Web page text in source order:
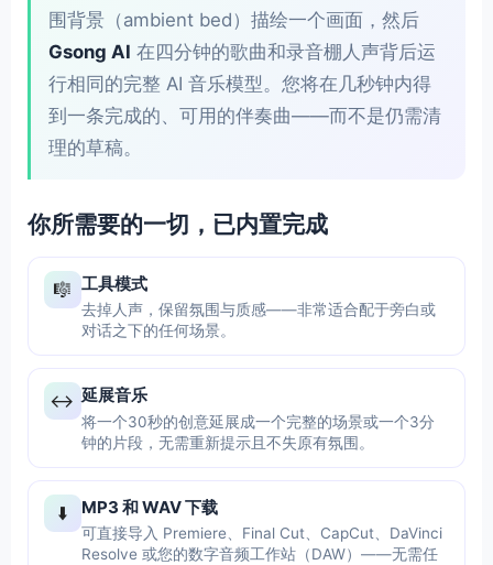
围背景（ambient bed）描绘一个画面，然后
Gsong AI 在四分钟的歌曲和录音棚人声背后运
行相同的完整 AI 音乐模型。您将在几秒钟内得
到一条完成的、可用的伴奏曲——而不是仍需清
理的草稿。
你所需要的一切，已内置完成
🎼 工具模式
去掉人声，保留氛围与质感——非常适合配于旁白或
对话之下的任何场景。
↔️ 延展音乐
将一个30秒的创意延展成一个完整的场景或一个3分
钟的片段，无需重新提示且不失原有氛围。
⬇️ MP3 和 WAV 下载
可直接导入 Premiere、Final Cut、CapCut、DaVinci
Resolve 或您的数字音频工作站（DAW）——无需任